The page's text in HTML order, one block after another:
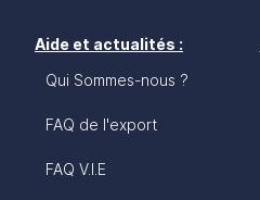
Aide et actualités :
Qui Sommes-nous ?
FAQ de l'export
FAQ V.I.E